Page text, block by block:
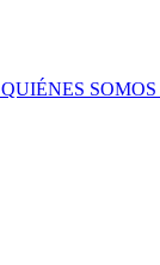
QUIÉNES SOMOS